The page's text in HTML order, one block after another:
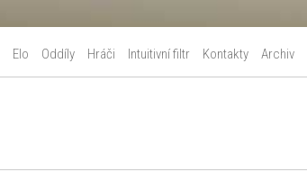
Elo Oddíly Hráči Intuitivní filtr Kontakty Archiv